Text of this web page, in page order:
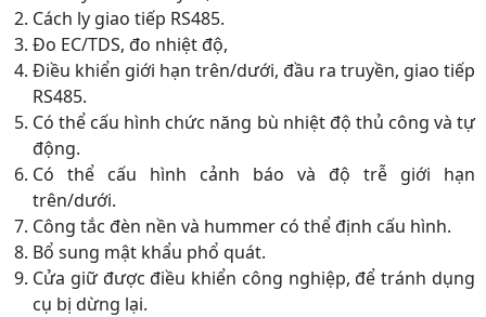
Cách ly giao tiếp RS485.
Đo EC/TDS, đo nhiệt độ,
Điều khiển giới hạn trên/dưới, đầu ra truyền, giao tiếp
RS485.
Có thể cấu hình chức năng bù nhiệt độ thủ công và tự
động.
Có thể cấu hình cảnh báo và độ trễ giới hạn
trên/dưới.
Công tắc đèn nền và hummer có thể định cấu hình.
Bổ sung mật khẩu phổ quát.
Cửa giữ được điều khiển công nghiệp, để tránh dụng
cụ bị dừng lại.